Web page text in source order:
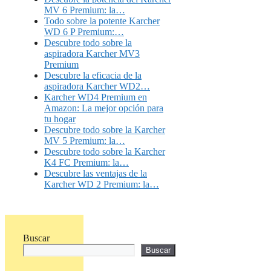
MV 6 Premium: la…
Todo sobre la potente Karcher
WD 6 P Premium:…
Descubre todo sobre la
aspiradora Karcher MV3
Premium
Descubre la eficacia de la
aspiradora Karcher WD2…
Karcher WD4 Premium en
Amazon: La mejor opción para
tu hogar
Descubre todo sobre la Karcher
MV 5 Premium: la…
Descubre todo sobre la Karcher
K4 FC Premium: la…
Descubre las ventajas de la
Karcher WD 2 Premium: la…
Buscar
Buscar